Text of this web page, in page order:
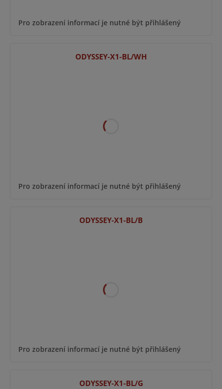
Pro zobrazení informací je nutné být přihlášený
ODYSSEY-X1-BL/WH
Pro zobrazení informací je nutné být přihlášený
ODYSSEY-X1-BL/B
Pro zobrazení informací je nutné být přihlášený
ODYSSEY-X1-BL/G